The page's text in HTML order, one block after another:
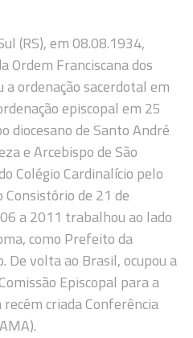
(RS), em 08.08.1934,
Ordem Franciscana dos
ordenação sacerdotal em
episcopal em 25
diocesano de Santo André
e Arcebispo de São
Colégio Cardinalício pelo
Consistório de 21 de
a 2011 trabalhou ao lado
como Prefeito da
De volta ao Brasil, ocupou a
Episcopal para a
criada Conferência